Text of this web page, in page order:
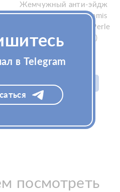
Добавить в корзину
Жемчужный анти-эйдж
тоник для лица Gemmis
Tonique anti-âge à la Perle
250мл (Джеммис)
посмотреть
в Telegram